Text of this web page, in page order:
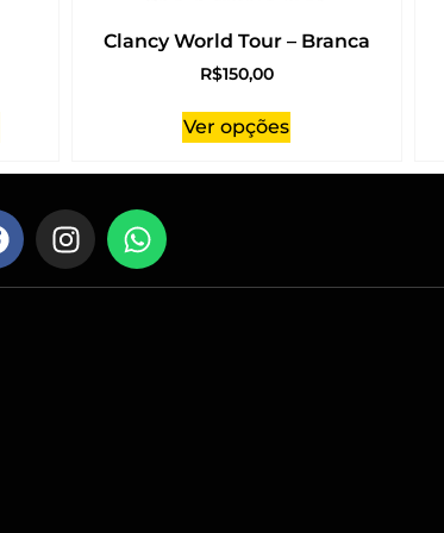
Clancy World Tour – Branca
R$150,00
Ver opções